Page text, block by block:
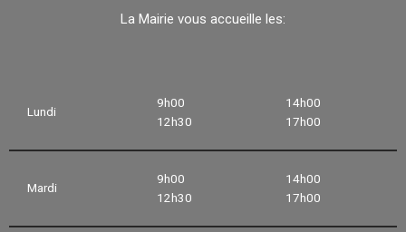
La Mairie vous accueille les:
Lundi
9h00
12h30
14h00
17h00
Mardi
9h00
12h30
14h00
17h00